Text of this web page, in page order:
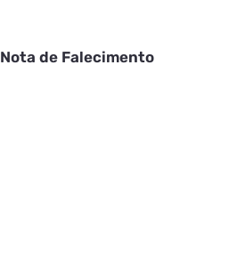
Nota de Falecimento